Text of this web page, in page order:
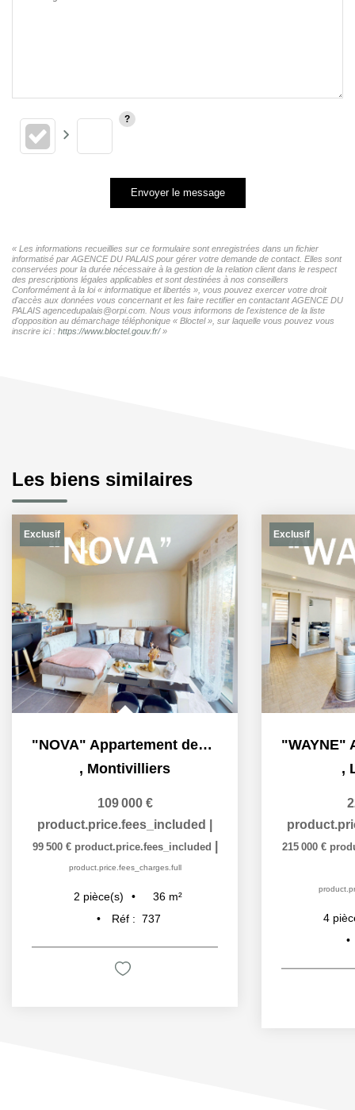
Envoyer le message
« Les informations recueillies sur ce formulaire sont enregistrées dans un fichier
informatisé par AGENCE DU PALAIS pour gérer votre demande de contact. Elles sont
conservées pour la durée nécessaire à la gestion de la relation client dans le respect
des prescriptions légales applicables et sont destinées à nos conseillers
Conformément à la loi « informatique et libertés », vous pouvez exercer votre droit
d'accès aux données vous concernant et les faire rectifier en contactant AGENCE DU
PALAIS agencedupalais@orpi.com. Nous vous informons de l'existence de la liste
d'opposition au démarchage téléphonique « Bloctel », sur laquelle vous pouvez vous
inscrire ici : https://www.bloctel.gouv.fr/»
Les biens similaires
Exclusif
"NOVA" Appartement deux pièces avec jardin à vendre à...
, Montivilliers
109 000 €
product.price.fees_included
99 500 € product.price.fees_included
product.price.fees_charges.full
2 pièce(s) 36 m²
Réf : 737
Exclusif
,
215 000 €
4